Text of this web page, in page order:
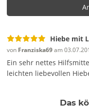
Hiebe mit
von Franziska69am
Ein sehr nettes
leichten liebevollen
Das